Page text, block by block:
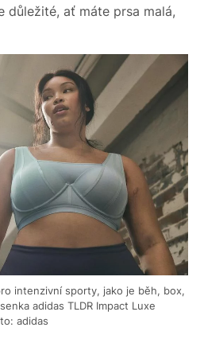
důležité, ať máte prsa malá,
intenzivní sporty, jako je běh, box,
adidas TLDR Impact Luxe
adidas